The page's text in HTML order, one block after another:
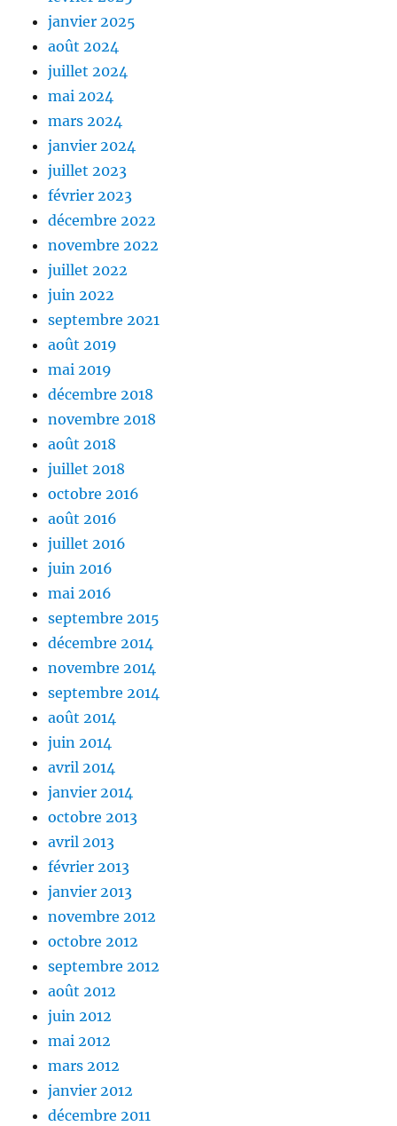
janvier 2025
août 2024
juillet 2024
mai 2024
mars 2024
janvier 2024
juillet 2023
février 2023
décembre 2022
novembre 2022
juillet 2022
juin 2022
septembre 2021
août 2019
mai 2019
décembre 2018
novembre 2018
août 2018
juillet 2018
octobre 2016
août 2016
juillet 2016
juin 2016
mai 2016
septembre 2015
décembre 2014
novembre 2014
septembre 2014
août 2014
juin 2014
avril 2014
janvier 2014
octobre 2013
avril 2013
février 2013
janvier 2013
novembre 2012
octobre 2012
septembre 2012
août 2012
juin 2012
mai 2012
mars 2012
janvier 2012
décembre 2011